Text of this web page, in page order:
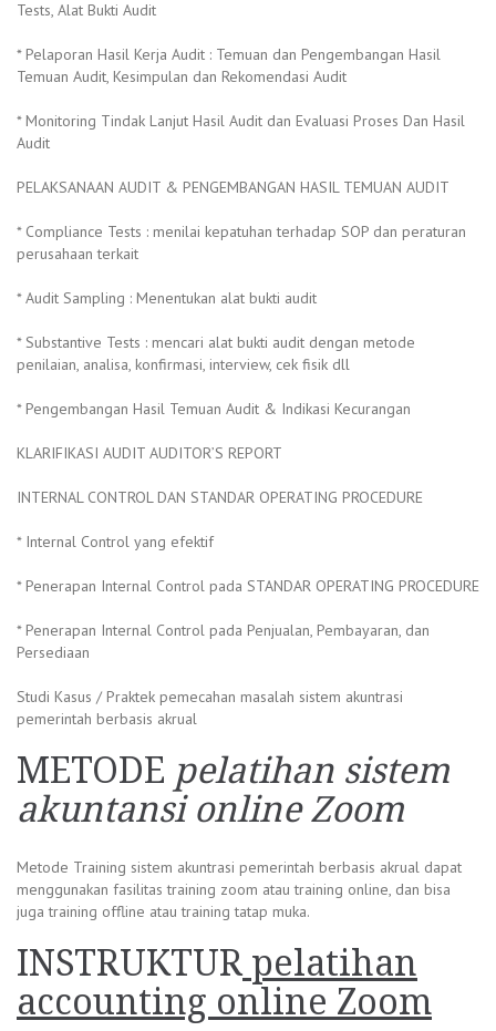
Tests, Alat Bukti Audit
* Pelaporan Hasil Kerja Audit : Temuan dan Pengembangan Hasil
Temuan Audit, Kesimpulan dan Rekomendasi Audit
* Monitoring Tindak Lanjut Hasil Audit dan Evaluasi Proses Dan Hasil
Audit
PELAKSANAAN AUDIT & PENGEMBANGAN HASIL TEMUAN AUDIT
* Compliance Tests : menilai kepatuhan terhadap SOP dan peraturan
perusahaan terkait
* Audit Sampling : Menentukan alat bukti audit
* Substantive Tests : mencari alat bukti audit dengan metode
penilaian, analisa, konfirmasi, interview, cek fisik dll
* Pengembangan Hasil Temuan Audit & Indikasi Kecurangan
KLARIFIKASI AUDIT AUDITOR’S REPORT
INTERNAL CONTROL DAN STANDAR OPERATING PROCEDURE
* Internal Control yang efektif
* Penerapan Internal Control pada STANDAR OPERATING PROCEDURE
* Penerapan Internal Control pada Penjualan, Pembayaran, dan
Persediaan
Studi Kasus / Praktek pemecahan masalah sistem akuntrasi
pemerintah berbasis akrual
METODE pelatihan sistem
akuntansi online Zoom
Metode Training sistem akuntrasi pemerintah berbasis akrual dapat
menggunakan fasilitas training zoom atau training online, dan bisa
juga training offline atau training tatap muka.
INSTRUKTUR pelatihan
accounting online Zoom